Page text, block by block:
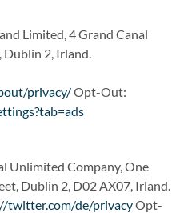
Limited, 4 Grand Canal
Dublin 2, Irland.
privacy/Opt-Out:
Unlimited Company, One
Dublin 2, D02 AX07, Irland.
twitter.com/de/privacyOpt-